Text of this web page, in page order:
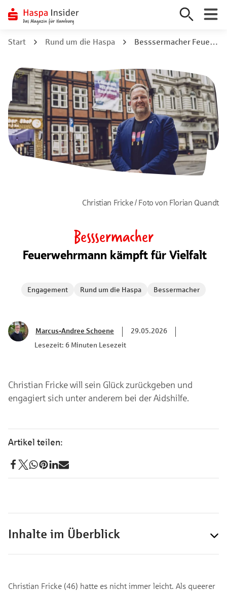
Inhalt
Start Rund um die Haspa Besssermacher Feuerwehrmann kämpft für Vielfalt
Christian Fricke / Foto von Florian Quandt
Besssermacher
Feuerwehrmann kämpft für Vielfalt
Engagement Rund um die Haspa Bessermacher
Marcus-Andree Schoene
29.05.2026
Lesezeit: 6 Minuten Lesezeit
Christian Fricke will sein Glück zurückgeben und
engagiert sich unter anderem bei der Aidshilfe.
Inhalte im Überblick
Christian Fricke (46) hatte es nicht immer leicht. Als queerer